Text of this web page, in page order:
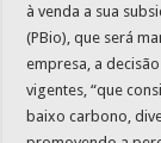
à venda a sua
(PBio), que será
empresa, a
vigentes, “que
baixo carbono,